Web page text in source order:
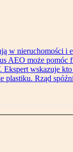
w nieruchomości i
AEO może pomóc
wskazuje
plastiku. Rząd